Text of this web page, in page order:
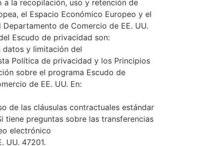
a la recopilación, uso y retención de
el Espacio Económico Europeo y el
de Comercio de EE. UU.
Escudo de privacidad son:
datos y limitación del
Política de privacidad y los Principios
sobre el programa Escudo de
de EE. UU. En:
de las cláusulas contractuales estándar
tiene preguntas sobre las transferencias
electrónico
UU. 47201.